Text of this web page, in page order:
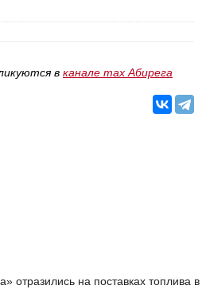
в канале max Абирега
отразились на поставках топлива в